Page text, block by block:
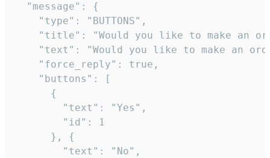
  "message": {
    "type": "BUTTONS",
"title": "Would you like to make an
"text": "Would you like to make an
    "force_reply": true,
    "buttons": [
      {
        "text": "Yes",
        "id": 1
      }, {
        "text": "No",